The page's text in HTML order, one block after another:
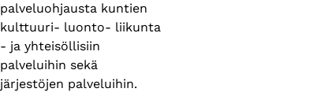
palveluohjausta kuntien
kulttuuri- luonto- liikunta
- ja yhteisöllisiin
palveluihin sekä
järjestöjen palveluihin.